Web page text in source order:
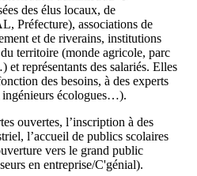
des élus locaux, de
Préfecture), associations de
et de riverains, institutions
territoire (monde agricole, parc
représentants des salariés. Elles
des besoins, à des experts
ingénieurs écologues…).
ouvertes, l’inscription à des
l’accueil de publics scolaires
vers le grand public
en entreprise/C'génial).